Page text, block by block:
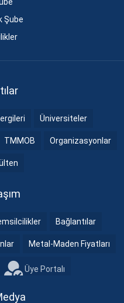
Şube
Üniversiteler
TMMOB Organizasyonlar
Bağlantılar
Metal-Maden Fiyatları
Üye Portalı